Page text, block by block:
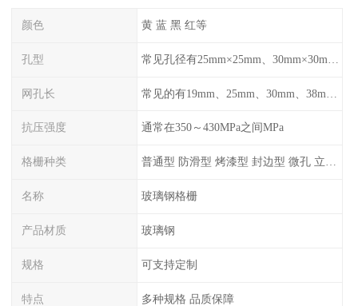
颜色 黄 蓝 黑 红等
孔型
网孔长
抗压强度 通常在350～430MPa之间MPa
格栅种类 普通型 防滑型 ‌烤漆型 封边型 ‌微孔 立体 加砂覆面型 平面型
名称 玻璃钢格栅
产品材质 玻璃钢
规格 可支持定制
特点 多种规格 品质保障